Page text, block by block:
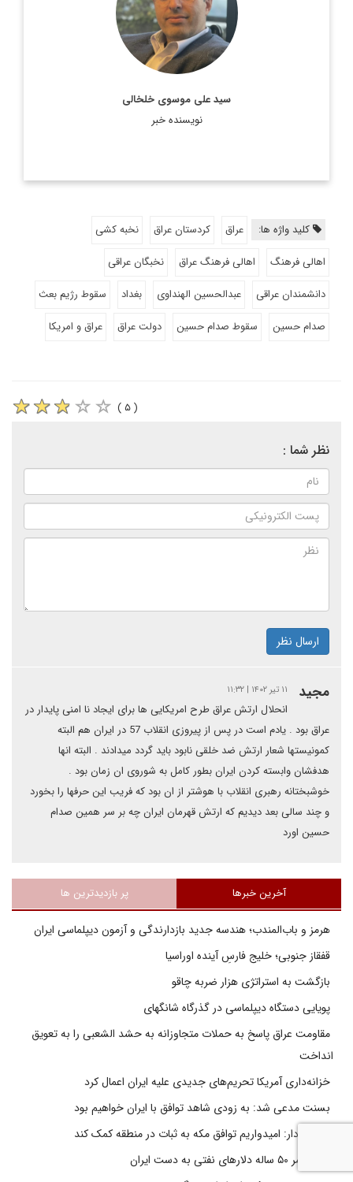
سید علی موسوی خلخالی
نویسنده خبر
اطلاعات بیشتر
کلید واژه ها: عراق کردستان عراق
نخبه کشی
اهالی فرهنگ
اهالی فرهنگ عراق
نخبگان عراقی
دانشمندان عراقی
عبدالحسین الهنداوی بغداد
سقوط رژیم بعث
صدام حسین
سقوط صدام حسین دولت عراق عراق و امریکا
( ۵ )
نظر شما :
ارسال نظر
مجید ۱۱ تیر ۱۴۰۲ | ۱۱:۳۲
انحلال ارتش عراق طرح امریکایی ها برای ایجاد نا امنی پایدار در
عراق بود . یادم است در پس از پیروزی انقلاب 57 در ایران هم البته
کمونیستها شعار ارتش ضد خلقی نابود باید گردد میدادند . البته انها
هدفشان وابسته کردن ایران بطور کامل به شوروی ان زمان بود .
خوشبختانه رهبری انقلاب با هوشتر از ان بود که فریب این حرفها را بخورد
و چند سالی بعد دیدیم که ارتش قهرمان ایران چه بر سر همین صدام
حسین اورد
آخرین خبرها پر بازدیدترین ها
هرمز و باب‌المندب؛ هندسه جدید بازدارندگی و آزمون دیپلماسی ایران
قفقاز جنوبی؛ خلیج فارسِ آینده اوراسیا
بازگشت به استراتژی هزار ضربه چاقو
پویایی دستگاه دیپلماسی در گذرگاه شانگهای
مقاومت عراق پاسخ به حملات متجاوزانه به حشد الشعبی را به تعویق
انداخت
خزانه‌داری آمریکا تحریم‌های جدیدی علیه ایران اعمال کرد
بسنت مدعی شد: به زودی شاهد توافق با ایران خواهیم بود
اسحاق دار: امیدواریم توافق مکه به ثبات در منطقه کمک کند
پایان عمر ۵۰ ساله دلارهای نفتی به دست ایران